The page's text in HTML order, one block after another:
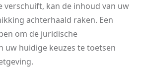
verschuift, kan de inhoud van uw
achterhaald raken. Een
om de juridische
uw huidige keuzes te toetsen